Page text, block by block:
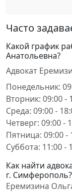
Часто
Какой график
Анатольевна?
Адвокат
Понедельник:
Вторник: 09:00 -
Среда: 09:00 -
Четверг: 09:00 -
Пятница: 09:00 -
Суббота: 11:00 -
Как найти
г. Симферополь?
Еремизина